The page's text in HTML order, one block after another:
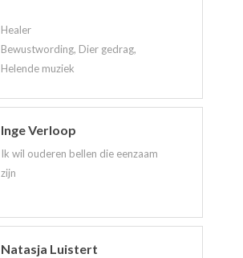
Healer
Bewustwording, Dier gedrag,
Helende muziek
Inge Verloop
Ik wil ouderen bellen die eenzaam
zijn
Natasja Luistert